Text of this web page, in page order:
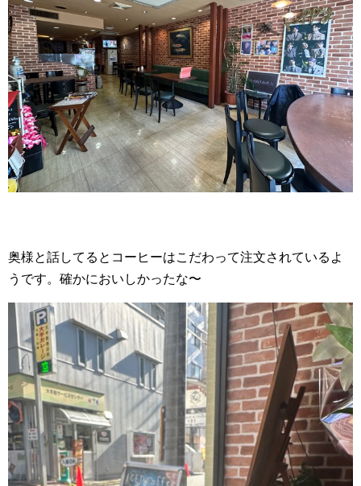
奥様と話してるとコーヒーはこだわって注文されているよ
うです。確かにおいしかったな〜